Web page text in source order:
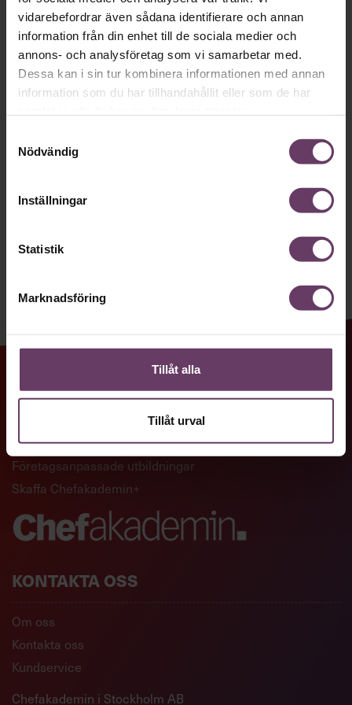
vidarebefordrar även sådana identifierare och annan
information från din enhet till de sociala medier och
annons- och analysföretag som vi samarbetar med.
Dessa kan i sin tur kombinera informationen med annan
information som du har tillhandahållit eller som de har
Nödvändig
Inställningar
Statistik
Marknadsföring
Tillåt alla
Tillåt urval
Håll dig uppdaterad med våra
nyhetsbrev!
Våra populära nyhetsbrev samlar varje
vecka det bästa från Chef och
inspiration för dig som är chef, ledare
prenumerera idag! Det är helt kostnadsfritt.
Ledarskapsutbildningar
Företagsanpassade utbildningar
Skaffa Chefakademin+
KONTAKTA OSS
Om oss
Kontakta oss
Kundservice
Chefakademin i Stockholm AB